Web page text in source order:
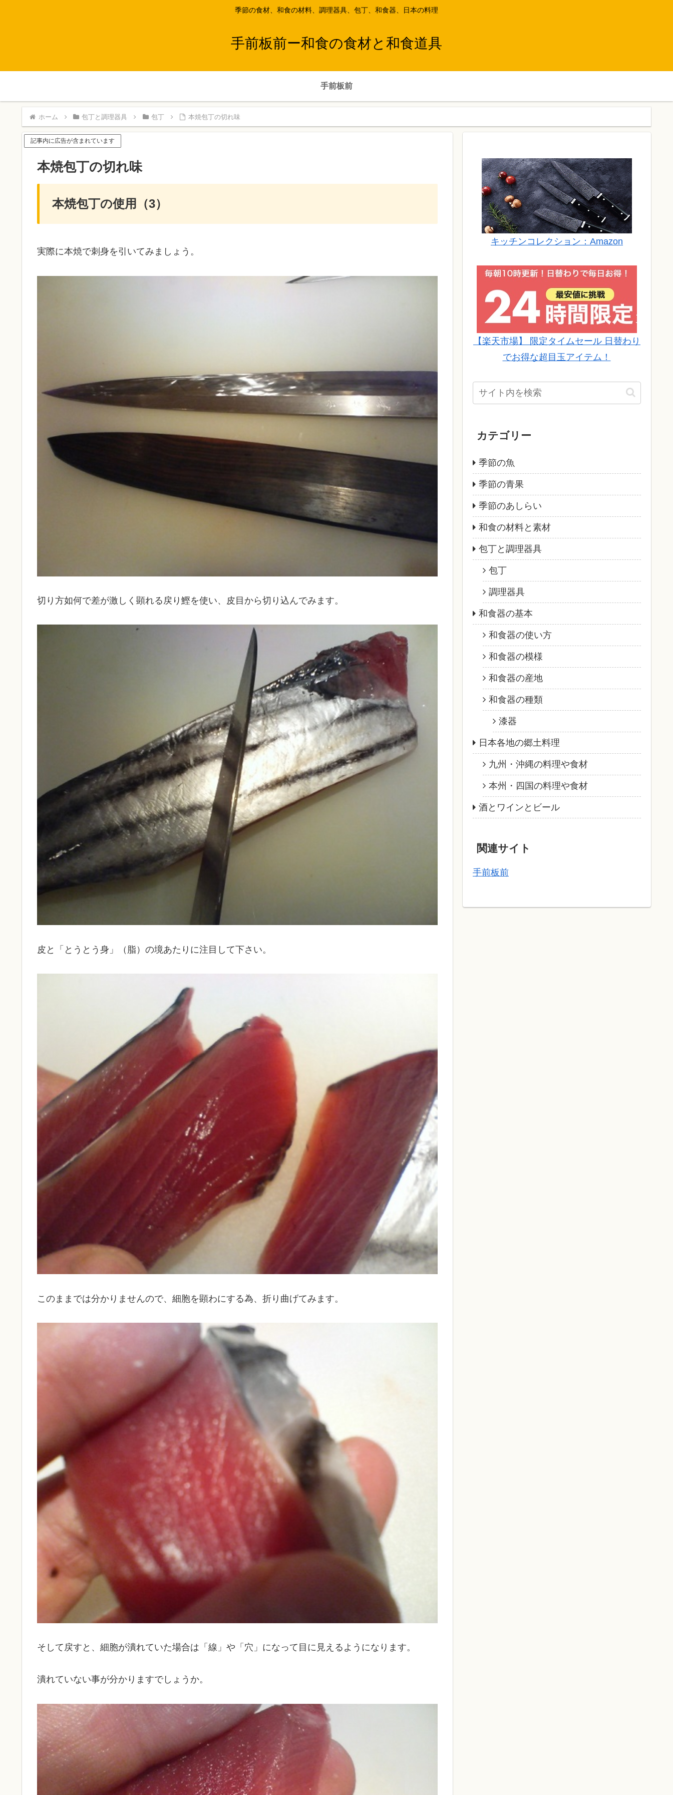
季節の食材、和食の材料、調理器具、包丁、和食器、日本の料理
手前板前ー和食の食材と和食道具
手前板前
ホーム 包丁と調理器具 包丁 本焼包丁の切れ味
記事内に広告が含まれています
本焼包丁の切れ味
本焼包丁の使用（3）
実際に本焼で刺身を引いてみましょう。
切り方如何で差が激しく顕れる戻り鰹を使い、皮目から切り込んでみます。
皮と「とうとう身」（脂）の境あたりに注目して下さい。
このままでは分かりませんので、細胞を顕わにする為、折り曲げてみます。
そして戻すと、細胞が潰れていた場合は「線」や「穴」になって目に見えるようになります。
潰れていない事が分かりますでしょうか。
キッチンコレクション：Amazon
【楽天市場】 限定タイムセール 日替わり
でお得な超目玉アイテム！
カテゴリー
季節の魚
季節の青果
季節のあしらい
和食の材料と素材
包丁と調理器具
包丁
調理器具
和食器の基本
和食器の使い方
和食器の模様
和食器の産地
和食器の種類
漆器
日本各地の郷土料理
九州・沖縄の料理や食材
本州・四国の料理や食材
酒とワインとビール
関連サイト
手前板前